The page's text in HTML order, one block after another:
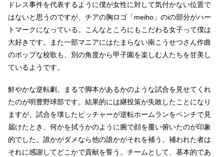
ドレス事件を代表するように僕が女性に対して気付かない位置で
はないと思うのですが、チアの胸ロゴ「meiho」のiの部分がハー
トマークになっている。こんなところにもこだわる女子って僕は
大好きです。また一部マニアにはたまらない南こうせつさん作曲
のポップな校歌も、別の角度から甲子園を楽しむ人たちを甘美し
ているようです。
鮮やかな逆転劇。まるで脚本があるかのような試合を見せてくれ
たのが明豊野球部です。結果的には継投策が失敗したことになり
ますが、試合を壊したピッチャーが逆転ホームランをベンチで見
届けたとき、何かを拭うかのように腕で顔を覆い俯いたのが印象
的でした。誰かがダメなら他の誰かがそれを補う。補われた者は
それに感謝してどこかで貢献を誓う。チームとして、基本的であ